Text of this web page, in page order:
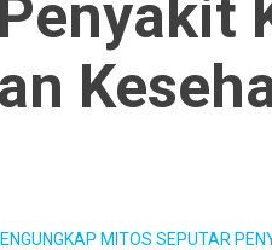
MITOS SEPUTAR PENYAKIT